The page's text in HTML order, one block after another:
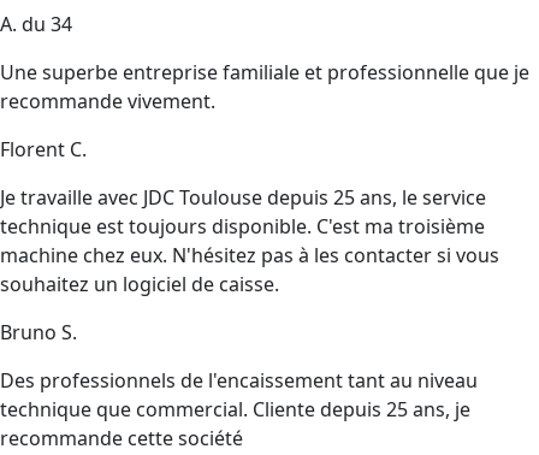
A. du 34
Une superbe entreprise familiale et professionnelle que je
recommande vivement.
Florent C.
Je travaille avec JDC Toulouse depuis 25 ans, le service
technique est toujours disponible. C'est ma troisième
machine chez eux. N'hésitez pas à les contacter si vous
souhaitez un logiciel de caisse.
Bruno S.
Des professionnels de l'encaissement tant au niveau
technique que commercial. Cliente depuis 25 ans, je
recommande cette société